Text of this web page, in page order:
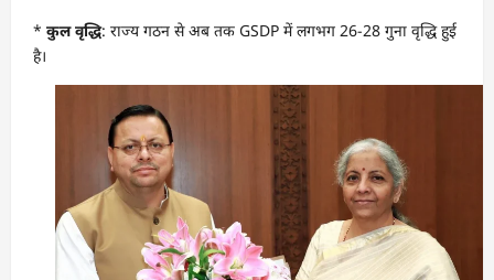
* कुल वृद्धि: राज्य गठन से अब तक GSDP में लगभग 26-28 गुना वृद्धि हुई
है।